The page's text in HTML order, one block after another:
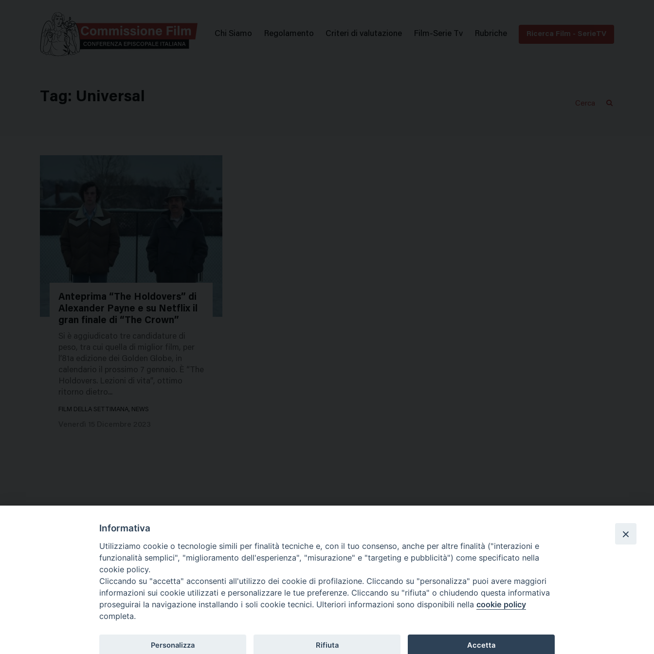
Menu
Chi Siamo Regolamento Criteri di valutazione Film-Serie Tv Rubriche Ricerca Film - SerieTV
Tag: Universal
252163
Anteprima “The Holdovers” di
Alexander Payne e su Netflix il
gran finale di “The Crown”
Si è aggiudicato tre candidature di
peso, tra cui quella di miglior film, per
l’81a edizione dei Golden Globe, in
calendario il prossimo 7 gennaio. È “The
Holdovers. Lezioni di vita”, ottimo
ritorno dietro...
FILM DELLA SETTIMANA, NEWS
Contatti & Info
C.ne Aurelia, 50 – 00165 Roma
Credits
Scrivi a: cnvf@chiesacattolica.it
Privacy Policy
Titolo
Informativa
Utilizziamo cookie o tecnologie simili per finalità tecniche e, con il tuo consenso, anche per altre finalità ("interazioni e
funzionalità semplici", "miglioramento dell'esperienza", "misurazione" e "targeting e pubblicità") come specificato nella
cookie policy.
Cliccando su "accetta" acconsenti all'utilizzo dei cookie di profilazione. Cliccando su "personalizza" puoi avere maggiori
informazioni sui cookie utilizzati e personalizzare le tue preferenze. Cliccando su "rifiuta" o chiudendo questa informativa
proseguirai la navigazione installando i soli cookie tecnici. Ulteriori informazioni sono disponibili nella cookie policy
completa.
Personalizza Rifiuta Accetta